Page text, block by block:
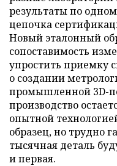
результаты по
цепочка
Новый эталонный
сопоставимость
упростить приемку
о создании
промышленной 3D-
производство
опытной
образец, но трудно
тысячная деталь
и первая.